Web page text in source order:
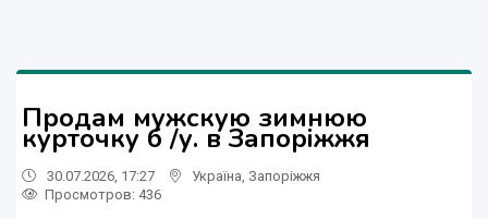
Продам мужскую зимнюю
курточку б /у. в Запоріжжя
30.07.2026, 17:27 Україна Запоріжжя
Просмотров: 436